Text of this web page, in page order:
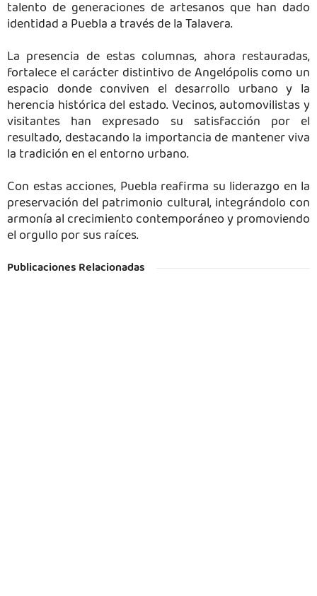
talento de generaciones de artesanos que han dado
identidad a Puebla a través de la Talavera.
La presencia de estas columnas, ahora restauradas,
fortalece el carácter distintivo de Angelópolis como un
espacio donde conviven el desarrollo urbano y la
herencia histórica del estado. Vecinos, automovilistas y
visitantes han expresado su satisfacción por el
resultado, destacando la importancia de mantener viva
la tradición en el entorno urbano.
Con estas acciones, Puebla reafirma su liderazgo en la
preservación del patrimonio cultural, integrándolo con
armonía al crecimiento contemporáneo y promoviendo
el orgullo por sus raíces.
Publicaciones Relacionadas